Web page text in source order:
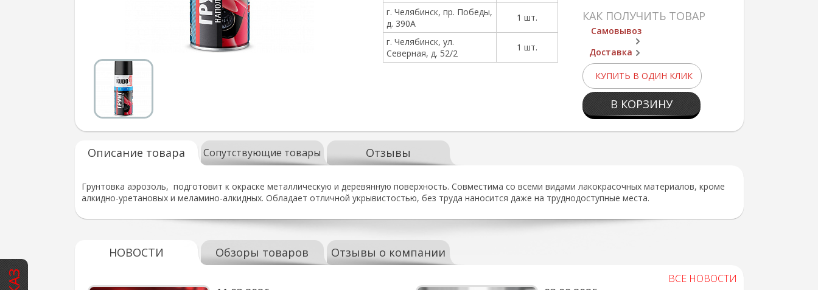
КАК ПОЛУЧИТЬ ТОВАР
Самовывоз
Доставка
КУПИТЬ В ОДИН КЛИК
В КОРЗИНУ
г. Челябинск, пр. Победы,
д. 390А
1 шт.
г. Челябинск, ул.
Северная, д. 52/2
1 шт.
Описание товара Сопутствующие товары Отзывы
Грунтовка аэрозоль, подготовит к окраске металлическую и деревянную поверхность. Совместима со всеми видами лакокрасочных материалов, кроме
алкидно-уретановых и меламино-алкидных. Обладает отличной укрывистостью, без труда наносится даже на труднодоступные места.
НОВОСТИ Обзоры товаров Отзывы о компании
ВСЕ НОВОСТИ